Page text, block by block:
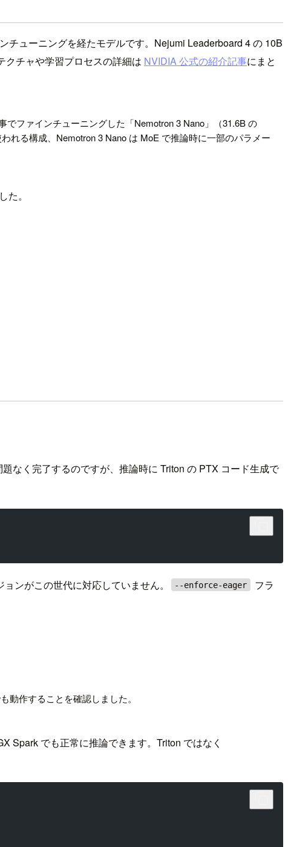
チューニングを経たモデルです。Nejumi Leaderboard 4 の 10B
クチャや学習プロセスの詳細は NVIDIA 公式の紹介記事にまと
ファインチューニングした「Nemotron 3 Nano」（31.6B の
れる構成、Nemotron 3 Nano は MoE で推論時に一部のパラメー
。
なく完了するのですが、推論時に Triton の PTX コード生成で
ンがこの世代に対応していません。 --enforce-eager
フラ
動作することを確認しました。
Spark でも正常に推論できます。Triton ではなく